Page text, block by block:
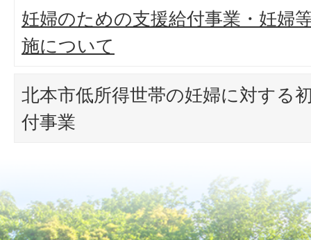
妊婦のための支援給付事業・妊婦
施について
北本市低所得世帯の妊婦に対する
付事業